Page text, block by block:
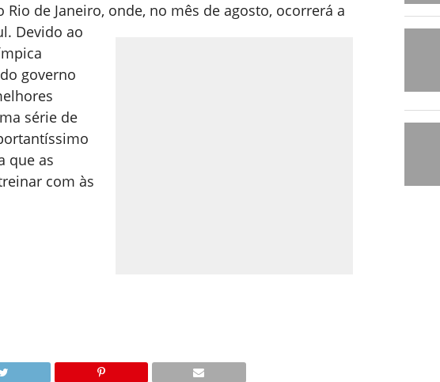
de Janeiro, onde, no mês de agosto, ocorrerá a
Devido ao
governo
série de
que as
com às